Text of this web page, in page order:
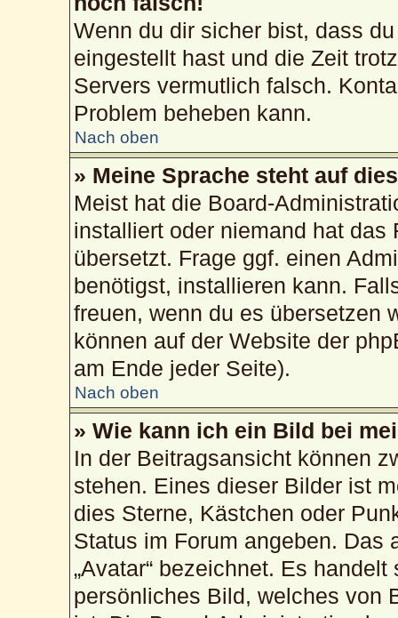
Wenn du dir sicher bist, dass
eingestellt hast und die Zeit
Servers vermutlich falsch.
Problem beheben kann.
Nach oben
» Meine Sprache steht auf
Meist hat die Board-
installiert oder niemand hat
übersetzt. Frage ggf. einen
benötigst, installieren kann.
freuen, wenn du es übersetzen
können auf der Website der
am Ende jeder Seite).
Nach oben
» Wie kann ich ein Bild bei
In der Beitragsansicht können
stehen. Eines dieser Bilder ist
dies Sterne, Kästchen oder
Status im Forum angeben. Das
„Avatar“ bezeichnet. Es
persönliches Bild, welches von